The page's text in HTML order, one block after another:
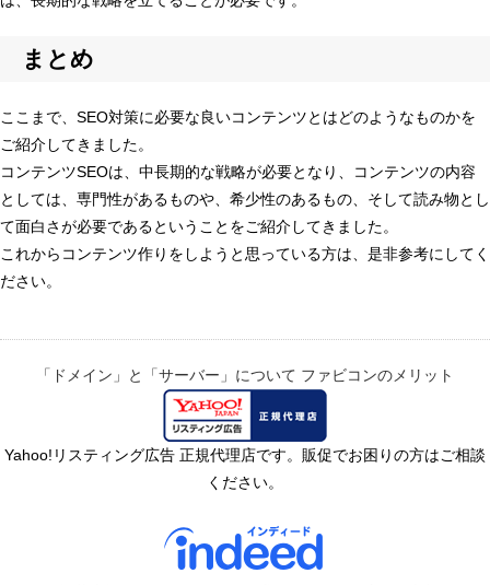
まとめ
ここまで、SEO対策に必要な良いコンテンツとはどのようなものかを
ご紹介してきました。
コンテンツSEOは、中長期的な戦略が必要となり、コンテンツの内容
としては、専門性があるものや、希少性のあるもの、そして読み物とし
て面白さが必要であるということをご紹介してきました。
これからコンテンツ作りをしようと思っている方は、是非参考にしてく
ださい。
「ドメイン」と「サーバー」について ファビコンのメリット
Yahoo!リスティング広告 正規代理店です。販促でお困りの方はご相談
ください。